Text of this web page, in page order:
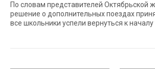
По словам представителей Октябрьской
решение о дополнительных поездах
все школьники успели вернуться к началу